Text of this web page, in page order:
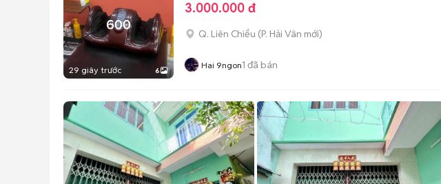
29 giây trước 6
3.000.000 đ
Q. Liên Chiểu (P. Hải Vân mới)
Hai 9ngon1 đã bán